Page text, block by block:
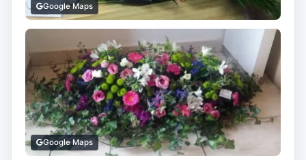
Google Maps
Google Maps